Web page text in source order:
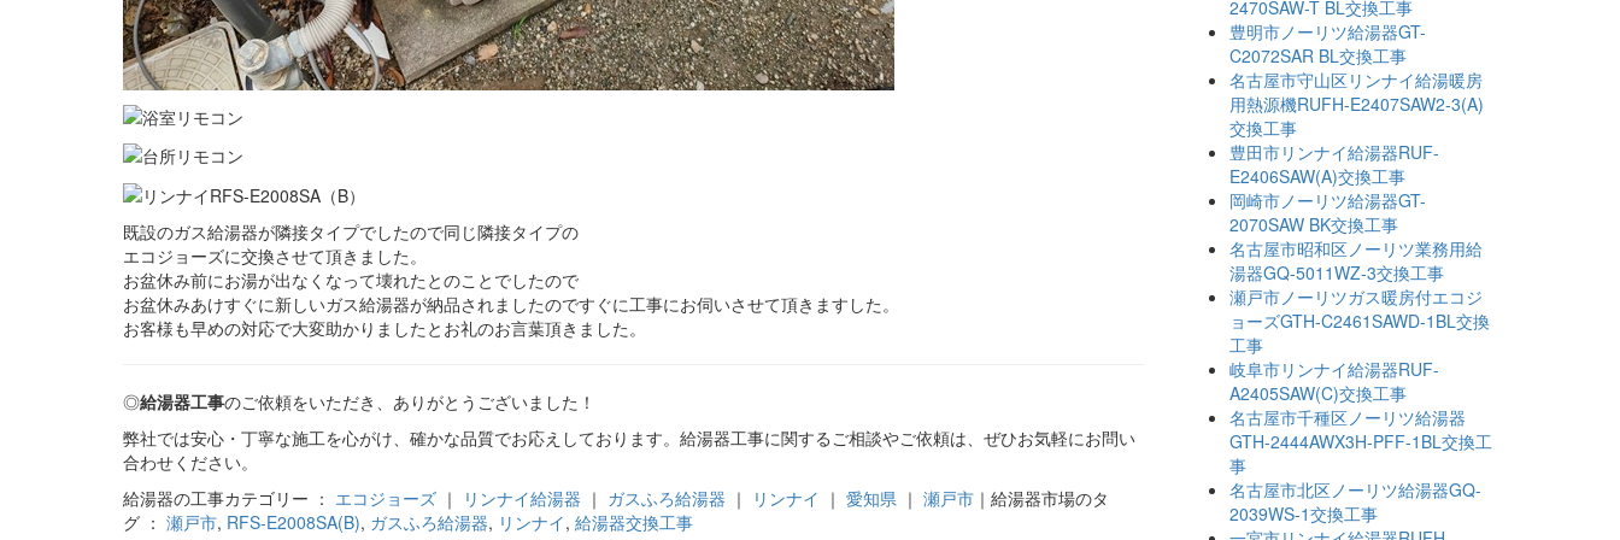
既設のガス給湯器が隣接タイプでしたので同じ隣接タイプの
エコジョーズに交換させて頂きました。
お盆休み前にお湯が出なくなって壊れたとのことでしたので
お盆休みあけすぐに新しいガス給湯器が納品されましたのですぐに工事にお伺いさせて頂きますした。
お客様も早めの対応で大変助かりましたとお礼のお言葉頂きました。
◎給湯器工事のご依頼をいただき、ありがとうございました！
弊社では安心・丁寧な施工を心がけ、確かな品質でお応えしております。給湯器工事に関するご相談やご依頼は、ぜひお気軽にお問い
合わせください。
給湯器の工事カテゴリー ： エコジョーズ ｜ リンナイ給湯器 ｜ ガスふろ給湯器 ｜ リンナイ ｜ 愛知県 ｜ 瀬戸市 ｜給湯器市場のタ
グ ： 瀬戸市, RFS-E2008SA(B), ガスふろ給湯器, リンナイ, 給湯器交換工事
2470SAW-T BL交換工事
豊明市ノーリツ給湯器GT-
C2072SAR BL交換工事
名古屋市守山区リンナイ給湯暖房
用熱源機RUFH-E2407SAW2-3(A)
交換工事
豊田市リンナイ給湯器RUF-
E2406SAW(A)交換工事
岡崎市ノーリツ給湯器GT-
2070SAW BK交換工事
名古屋市昭和区ノーリツ業務用給
湯器GQ-5011WZ-3交換工事
瀬戸市ノーリツガス暖房付エコジ
ョーズGTH-C2461SAWD-1BL交換
工事
岐阜市リンナイ給湯器RUF-
A2405SAW(C)交換工事
名古屋市千種区ノーリツ給湯器
GTH-2444AWX3H-PFF-1BL交換工
事
名古屋市北区ノーリツ給湯器GQ-
2039WS-1交換工事